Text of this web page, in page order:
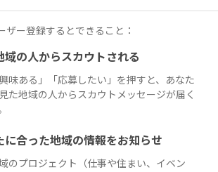
ザー登録するとできること：
域の人からスカウトされる
味ある」「応募したい」を押すと、あなた
た地域の人からスカウトメッセージが届く
に合った地域の情報をお知らせ
のプロジェクト（仕事や住まい、イベン